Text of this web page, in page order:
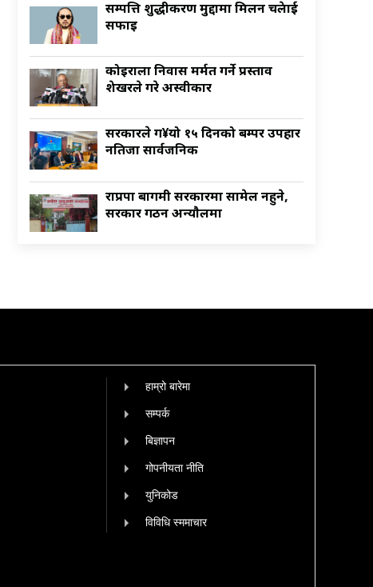
सम्पत्ति शुद्धीकरण मुद्दामा मिलन चक्रेलाई
सफाइ
कोइराला निवास मर्मत गर्ने प्रस्ताव
शेखरले गरे अस्वीकार
सरकारले ग¥यो १५ दिनको बम्पर उपहार
नतिजा सार्वजनिक
राप्रपा बागमी सरकारमा सामेल नहुने,
सरकार गठन अन्याैलमा
हाम्रो बारेमा
सम्पर्क
बिज्ञापन
गोपनीयता नीति
युनिकोड
विविधि स्ममाचार